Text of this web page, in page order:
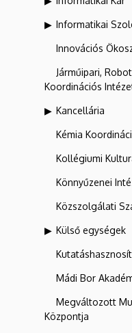
Informatikai
Innovációs
Járműipari,
Koordinációs
Kancellária
Kémia
Kollégiumi
Könnyűzenei
Közszolgálati
Külső egységek
Mádi Bor
Megváltozott
Központja